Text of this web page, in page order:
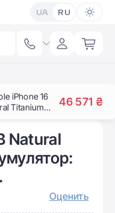
UA RU
iPhone 16
Titanium
| Гарантія:
46 571 ₴
Natural
Оценить